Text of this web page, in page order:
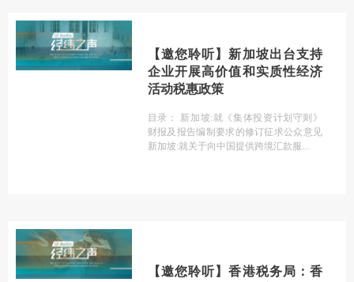
【邀您聆听】新加坡出台支持
企业开展高价值和实质性经济
活动税惠政策
目录： 新加坡:就《集体投资计划守则》
财报及报告编制要求的修订征求公众意见
新加坡:就关于向中国提供跨境汇款服
【邀您聆听】香港税务局：香